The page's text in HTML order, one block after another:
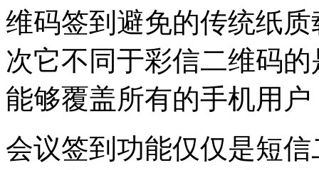
维码签到避免的传统纸
次它不同于彩信二维码
能够覆盖所有的手机用
会议签到功能仅仅是短